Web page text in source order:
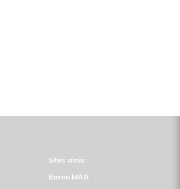
Sites amis:
Baron MAG